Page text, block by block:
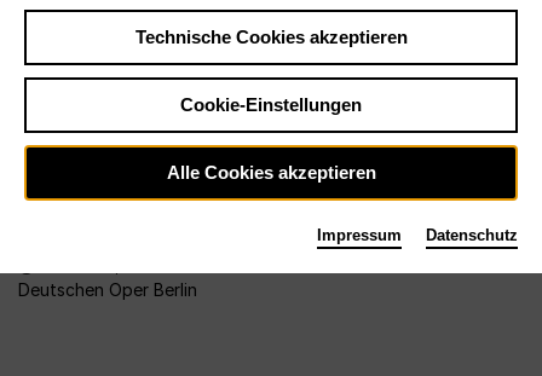
Deutschen Oper Berlin
Technische Cookies akzeptieren
Cookie-Einstellungen
Alle Cookies akzeptieren
Impressum Datenschutz